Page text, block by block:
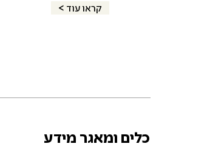
< קראו עוד
כלים ומאגר מידע